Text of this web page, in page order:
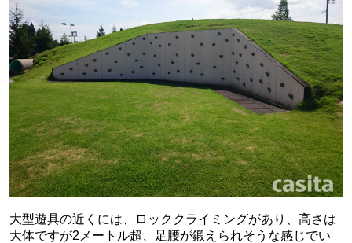
大型遊具の近くには、ロッククライミングがあり、高さは
大体ですが2メートル超、足腰が鍛えられそうな感じでい